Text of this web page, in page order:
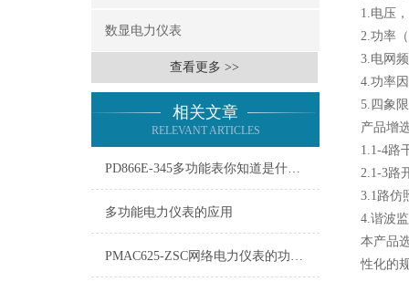
数显电力仪表
查看更多 >>
相关文章
RELEVANT ARTICLES
PD866E-345多功能表你知道是什么吗？
多功能电力仪表的应用
PMAC625-ZSC网络电力仪表的功能介绍
1.电压
2.功率
3.电网
4.功率
5.四象
产品增
1.1-4路
2.1-3路
3.1路仿
4.谐波
本产品
性化的